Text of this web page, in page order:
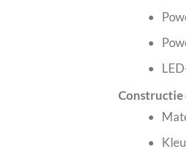
Constructie